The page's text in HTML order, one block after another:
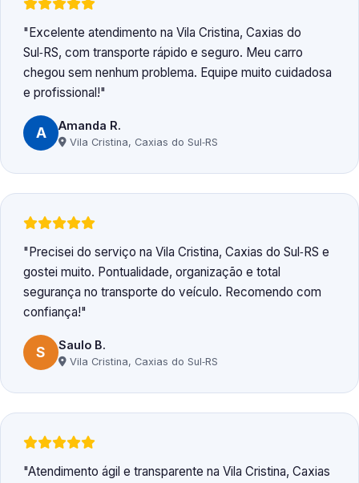
Excelente atendimento na Vila Cristina, Caxias do
Sul‑RS, com transporte rápido e seguro. Meu carro
chegou sem nenhum problema. Equipe muito cuidadosa
e profissional!
A Amanda R.
Vila Cristina, Caxias do Sul‑RS
Precisei do serviço na Vila Cristina, Caxias do Sul‑RS e
gostei muito. Pontualidade, organização e total
segurança no transporte do veículo. Recomendo com
confiança!
S Saulo B.
Vila Cristina, Caxias do Sul‑RS
Atendimento ágil e transparente na Vila Cristina, Caxias